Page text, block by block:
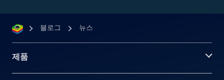
블로그 뉴스
제품